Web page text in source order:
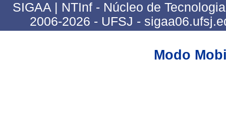
SIGAA | NTInf - Núcleo de
2006-2026 - UFSJ -
Modo